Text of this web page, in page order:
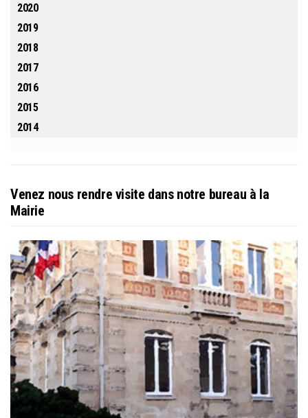
2020
2019
2018
2017
2016
2015
2014
Venez nous rendre visite dans notre bureau à la
Mairie